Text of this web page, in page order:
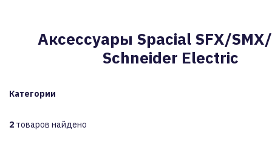
Аксессуары Spacial SFX/
Schneider Electric
Категории
2 товаров найдено